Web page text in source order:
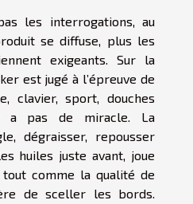
les interrogations, au
se diffuse, plus les
exigeants. Sur la
est jugé à l’épreuve de
clavier, sport, douches
a pas de miracle. La
dégraisser, repousser
huiles juste avant, joue
comme la qualité de
de sceller les bords.